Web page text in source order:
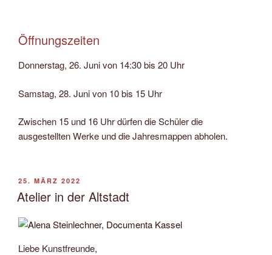
Öffnungszeiten
Donnerstag, 26. Juni von 14:30 bis 20 Uhr
Samstag, 28. Juni von 10 bis 15 Uhr
Zwischen 15 und 16 Uhr dürfen die Schüler die
ausgestellten Werke und die Jahresmappen abholen.
VERÖFFENTLICHT
AM
25. MÄRZ 2022
Atelier in der Altstadt
Liebe Kunstfreunde,